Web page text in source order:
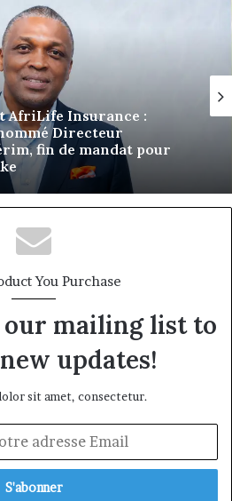
AfriLife Insurance :
Directeur
fin de mandat pour
entrepreneure
médias africains une
You Purchase
our mailing list to
updates!
sit amet, consectetur.